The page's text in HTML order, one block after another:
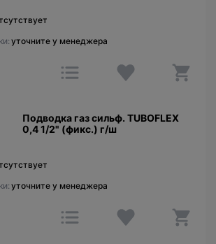
уточните у менеджера
Подводка газ сильф. TUBOFLEX
0,4 1/2" (фикс.) г/ш
уточните у менеджера